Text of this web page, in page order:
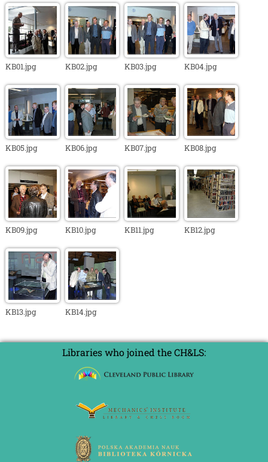
KB01.jpg KB02.jpg KB03.jpg KB04.jpg
KB05.jpg KB06.jpg KB07.jpg KB08.jpg
KB09.jpg KB10.jpg KB11.jpg KB12.jpg
KB13.jpg KB14.jpg
Libraries who joined the CH&LS: